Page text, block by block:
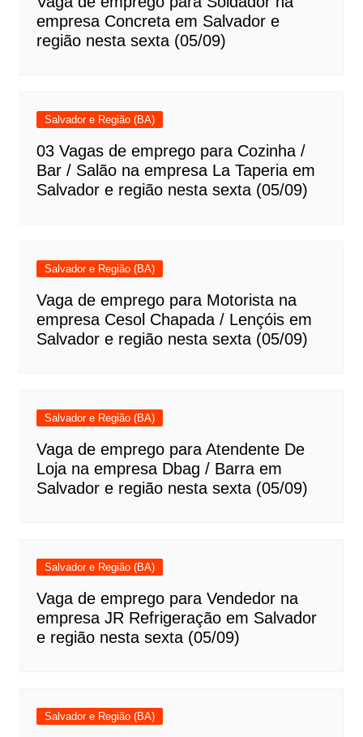
empresa Concreta em Salvador e
região nesta sexta (05/09)
Salvador e Região (BA)
03 Vagas de emprego para Cozinha /
Bar / Salão na empresa La Taperia em
Salvador e região nesta sexta (05/09)
Salvador e Região (BA)
Vaga de emprego para Motorista na
empresa Cesol Chapada / Lençóis em
Salvador e região nesta sexta (05/09)
Salvador e Região (BA)
Vaga de emprego para Atendente De
Loja na empresa Dbag / Barra em
Salvador e região nesta sexta (05/09)
Salvador e Região (BA)
Vaga de emprego para Vendedor na
empresa JR Refrigeração em Salvador
e região nesta sexta (05/09)
Salvador e Região (BA)